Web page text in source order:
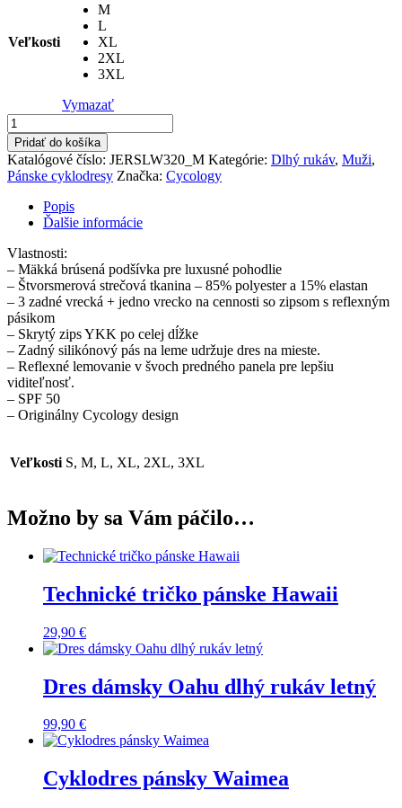
Veľkosti
M
L
XL
2XL
3XL
Vymazať
množstvo
Dres
pánsky
Maui
dlhý
rukáv
letný
Pridať do košíka
Katalógové číslo: JERSLW320_M Kategórie: Dlhý rukáv, Muži,
Pánske cyklodresy Značka: Cycology
Popis
Ďalšie informácie
Vlastnosti:
– Mäkká brúsená podšívka pre luxusné pohodlie
– Štvorsmerová strečová tkanina – 85% polyester a 15% elastan
– 3 zadné vrecká + jedno vrecko na cennosti so zipsom s reflexným
pásikom
– Skrytý zips YKK po celej dĺžke
– Zadný silikónový pás na leme udržuje dres na mieste.
– Reflexné lemovanie v švoch predného panela pre lepšiu
viditeľnosť.
– SPF 50
– Originálny Cycology design
Veľkosti S, M, L, XL, 2XL, 3XL
Možno by sa Vám páčilo…
Technické tričko pánske Hawaii
29,90 €
Dres dámsky Oahu dlhý rukáv letný
99,90 €
Cyklodres pánsky Waimea